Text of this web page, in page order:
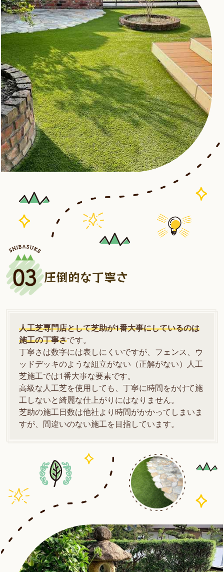
圧倒的な丁寧さ
人工芝専門店として芝助が1番大事にしているのは
施工の丁寧さです。
丁寧さは数字には表しにくいですが、フェンス、ウ
ッドデッキのような組立がない（正解がない）人工
芝施工では1番大事な要素です。
高級な人工芝を使用しても、丁寧に時間をかけて施
工しないと綺麗な仕上がりにはなりません。
芝助の施工日数は他社より時間がかかってしまいま
すが、間違いのない施工を目指しています。